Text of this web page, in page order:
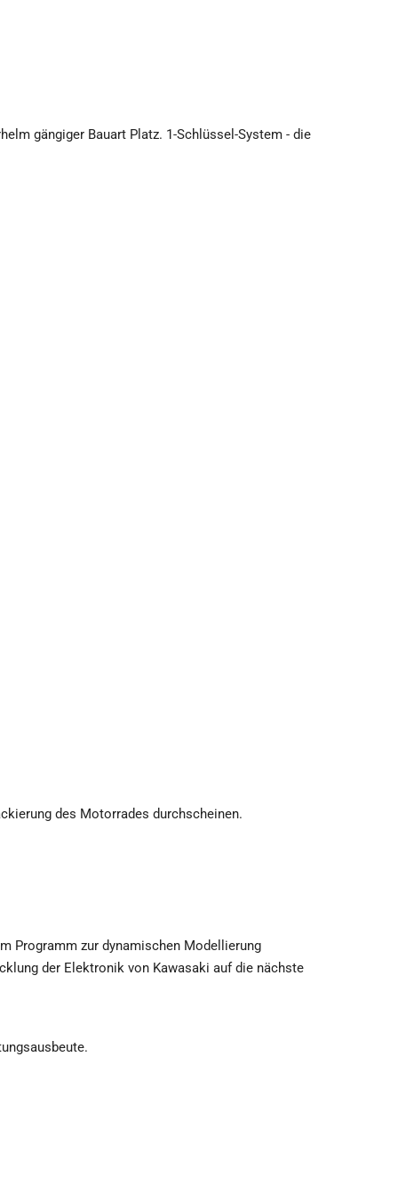
gängiger Bauart Platz. 1-Schlüssel-System - die
des Motorrades durchscheinen.
Programm zur dynamischen Modellierung
der Elektronik von Kawasaki auf die nächste